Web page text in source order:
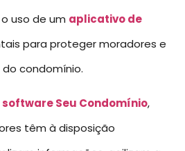
uso de um aplicativo de
para proteger moradores e
condomínio.
software Seu Condomínio,
têm à disposição